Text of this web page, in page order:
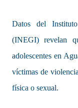
Datos del
(INEGI) revelan
adolescentes en
víctimas de
física o sexual.